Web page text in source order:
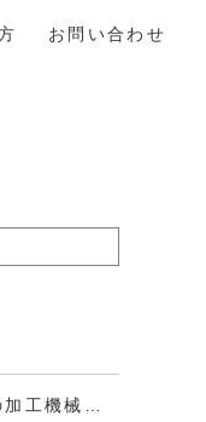
お問い合わせ
工機械…